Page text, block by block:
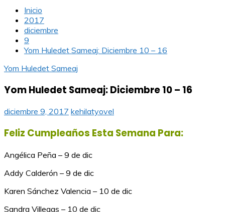
Inicio
2017
diciembre
9
Yom Huledet Sameaj: Diciembre 10 – 16
Yom Huledet Sameaj
Yom Huledet Sameaj: Diciembre 10 – 16
diciembre 9, 2017 kehilatyovel
Feliz Cumpleaños Esta Semana Para:
Angélica Peña – 9 de dic
Addy Calderón – 9 de dic
Karen Sánchez Valencia – 10 de dic
Sandra Villegas – 10 de dic